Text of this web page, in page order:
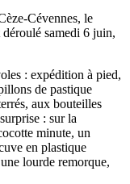
Cévennes, le
déroulé samedi 6 juin,
: expédition à pied,
de pastique
aux bouteilles
: sur la
minute, un
en plastique
lourde remorque,